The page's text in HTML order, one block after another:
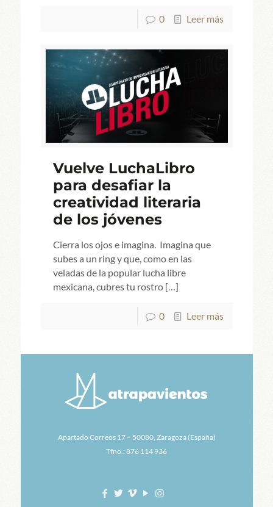
0 Leer más
Vuelve LuchaLibro
para desafiar la
creatividad literaria
de los jóvenes
Cierra los ojos e imagina. Imagina que
subes a un ring y que, como en las
veladas de la popular lucha libre
mexicana, cubres tu rostro[…]
0 Leer más
Apartado Correos 17 – 50080, Zaragoza (España)
Tfno.: 876 114 936